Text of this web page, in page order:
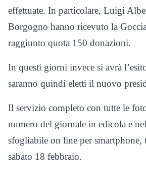
effettuate. In particolare, Luigi
Borgogno hanno ricevuto la
raggiunto quota 150 donazioni.
In questi giorni invece si avrà
saranno quindi eletti il nuovo
Il servizio completo con tutte le
numero del giornale in edicola e
sfogliabile on line per smartphone,
sabato 18 febbraio.